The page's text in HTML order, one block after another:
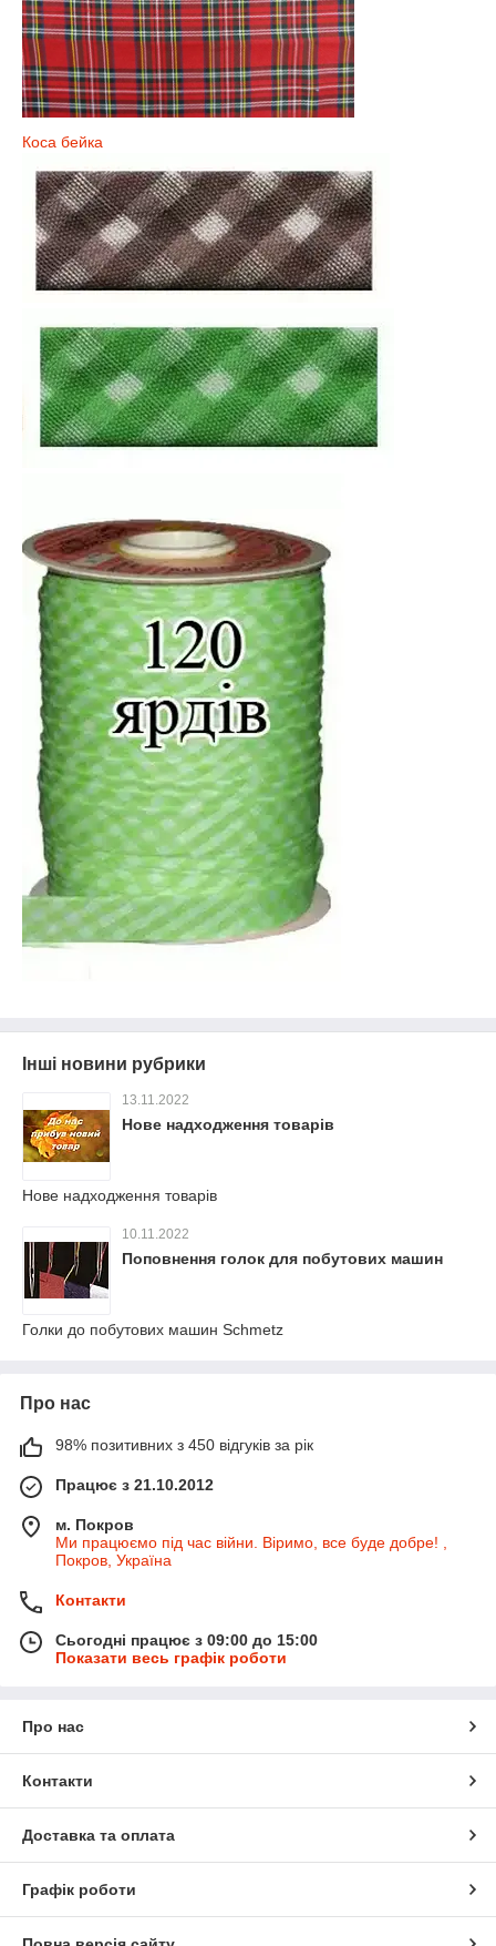
Коса бейка
Інші новини рубрики
13.11.2022
Нове надходження товарів
Нове надходження товарів
10.11.2022
Поповнення голок для побутових машин
Голки до побутових машин Schmetz
Про нас
98% позитивних з 450 відгуків за рік
Працює з 21.10.2012
м. Покров
Ми працюємо під час війни. Віримо, все буде добре! ,
Покров, Україна
Контакти
Сьогодні працює з 09:00 до 15:00
Показати весь графік роботи
Про нас
Контакти
Доставка та оплата
Графік роботи